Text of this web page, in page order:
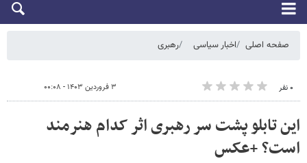
صفحه اصلی اخبار سیاسی رهبری
۰ نفر ۳ فروردین ۱۴۰۳ - ۰۰:۰۸
این تابلو پشت سر رهبری اثر کدام هنرمند
است؟ +عکس